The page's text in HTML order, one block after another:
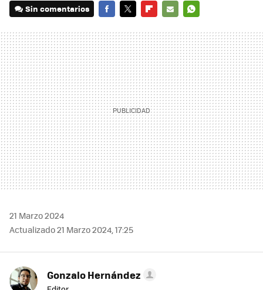
Sin comentarios
MAIL
21 Marzo 2024
Actualizado 21 Marzo 2024, 17:25
Gonzalo Hernández